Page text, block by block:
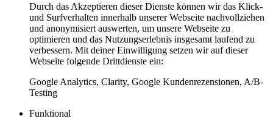
Durch das Akzeptieren dieser Dienste können wir das Klick-
und Surfverhalten innerhalb unserer Webseite nachvollziehen
und anonymisiert auswerten, um unsere Webseite zu
optimieren und das Nutzungserlebnis insgesamt laufend zu
verbessern. Mit deiner Einwilligung setzen wir auf dieser
Webseite folgende Drittdienste ein:
Google Analytics, Clarity, Google Kundenrezensionen, A/B-
Testing
Funktional